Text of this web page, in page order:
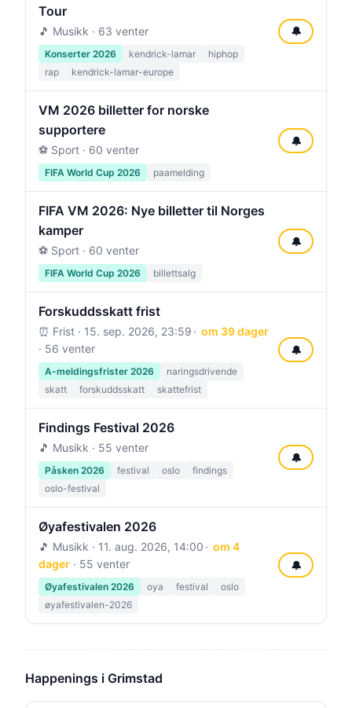
Tour
🎵 Musikk · 63 venter
Konserter 2026 kendrick-lamar
hiphop
rap
kendrick-lamar-europe
🔔
VM 2026 billetter for norske
supportere
⚽ Sport · 60 venter
FIFA World Cup 2026 paamelding
🔔
FIFA VM 2026: Nye billetter til Norges
kamper
⚽ Sport · 60 venter
FIFA World Cup 2026 billettsalg
🔔
Forskuddsskatt frist
⏰ Frist · 15. sep. 2026, 23:59
om 39 dager
· 56 venter
A-meldingsfrister 2026
naringsdrivende
skatt
forskuddsskatt skattefrist
🔔
Findings Festival 2026
🎵 Musikk · 55 venter
Påsken 2026 festival oslo
findings
oslo-festival
🔔
Øyafestivalen 2026
🎵 Musikk · 11. aug. 2026, 14:00
om 4
dager · 55 venter
Øyafestivalen 2026 oya festival
oslo
øyafestivalen-2026
🔔
Happenings i Grimstad